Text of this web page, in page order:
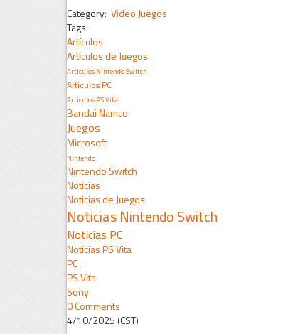
Category: Video Juegos
Tags:
Artículos
Artículos de Juegos
Articulos Nintendo Switch
Articulos PC
Articulos PS Vita
Bandai Namco
Juegos
Microsoft
Nintendo
Nintendo Switch
Noticias
Noticias de Juegos
Noticias Nintendo Switch
Noticias PC
Noticias PS Vita
PC
PS Vita
Sony
0 Comments
4/10/2025 (CST)